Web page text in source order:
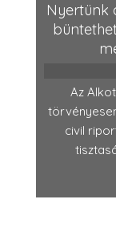
Nyertünk
Az
civil